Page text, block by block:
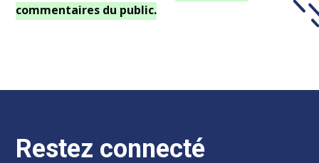
commentaires du public.
Restez connecté